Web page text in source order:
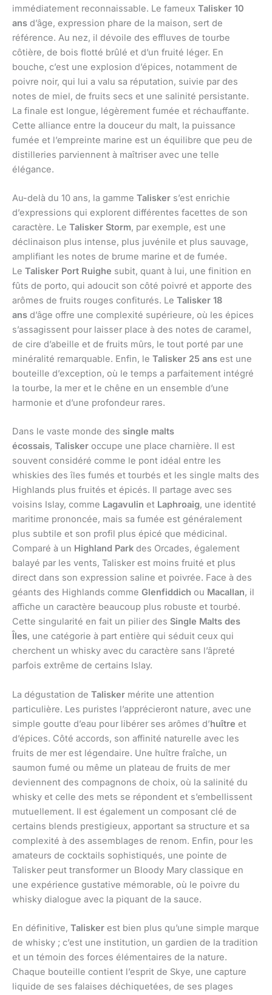
immédiatement reconnaissable. Le fameux Talisker 10
ans d’âge, expression phare de la maison, sert de
référence. Au nez, il dévoile des effluves de tourbe
côtière, de bois flotté brûlé et d’un fruité léger. En
bouche, c’est une explosion d’épices, notamment de
poivre noir, qui lui a valu sa réputation, suivie par des
notes de miel, de fruits secs et une salinité persistante.
La finale est longue, légèrement fumée et réchauffante.
Cette alliance entre la douceur du malt, la puissance
fumée et l’empreinte marine est un équilibre que peu de
distilleries parviennent à maîtriser avec une telle
élégance.
Au-delà du 10 ans, la gamme Talisker s’est enrichie
d’expressions qui explorent différentes facettes de son
caractère. Le Talisker Storm, par exemple, est une
déclinaison plus intense, plus juvénile et plus sauvage,
amplifiant les notes de brume marine et de fumée.
Le Talisker Port Ruighe subit, quant à lui, une finition en
fûts de porto, qui adoucit son côté poivré et apporte des
arômes de fruits rouges confiturés. Le Talisker 18
ans d’âge offre une complexité supérieure, où les épices
s’assagissent pour laisser place à des notes de caramel,
de cire d’abeille et de fruits mûrs, le tout porté par une
minéralité remarquable. Enfin, le Talisker 25 ans est une
bouteille d’exception, où le temps a parfaitement intégré
la tourbe, la mer et le chêne en un ensemble d’une
harmonie et d’une profondeur rares.
Dans le vaste monde des single malts
écossais, Talisker occupe une place charnière. Il est
souvent considéré comme le pont idéal entre les
whiskies des îles fumés et tourbés et les single malts des
Highlands plus fruités et épicés. Il partage avec ses
voisins Islay, comme Lagavulin et Laphroaig, une identité
maritime prononcée, mais sa fumée est généralement
plus subtile et son profil plus épicé que médicinal.
Comparé à un Highland Park des Orcades, également
balayé par les vents, Talisker est moins fruité et plus
direct dans son expression saline et poivrée. Face à des
géants des Highlands comme Glenfiddich ou Macallan, il
affiche un caractère beaucoup plus robuste et tourbé.
Cette singularité en fait un pilier des Single Malts des
Îles, une catégorie à part entière qui séduit ceux qui
cherchent un whisky avec du caractère sans l’âpreté
parfois extrême de certains Islay.
La dégustation de Talisker mérite une attention
particulière. Les puristes l’apprécieront nature, avec une
simple goutte d’eau pour libérer ses arômes d’huître et
d’épices. Côté accords, son affinité naturelle avec les
fruits de mer est légendaire. Une huître fraîche, un
saumon fumé ou même un plateau de fruits de mer
deviennent des compagnons de choix, où la salinité du
whisky et celle des mets se répondent et s’embellissent
mutuellement. Il est également un composant clé de
certains blends prestigieux, apportant sa structure et sa
complexité à des assemblages de renom. Enfin, pour les
amateurs de cocktails sophistiqués, une pointe de
Talisker peut transformer un Bloody Mary classique en
une expérience gustative mémorable, où le poivre du
whisky dialogue avec la piquant de la sauce.
En définitive, Talisker est bien plus qu’une simple marque
de whisky ; c’est une institution, un gardien de la tradition
et un témoin des forces élémentaires de la nature.
Chaque bouteille contient l’esprit de Skye, une capture
liquide de ses falaises déchiquetées, de ses plages